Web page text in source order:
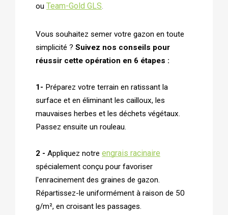
ou Team-Gold GLS.
Vous souhaitez semer votre gazon en toute
simplicité ? Suivez nos conseils pour
réussir cette opération en 6 étapes :
1- Préparez votre terrain en ratissant la
surface et en éliminant les cailloux, les
mauvaises herbes et les déchets végétaux.
Passez ensuite un rouleau.
2 - Appliquez notre engrais racinaire
spécialement conçu pour favoriser
l'enracinement des graines de gazon.
Répartissez-le uniformément à raison de 50
g/m², en croisant les passages.